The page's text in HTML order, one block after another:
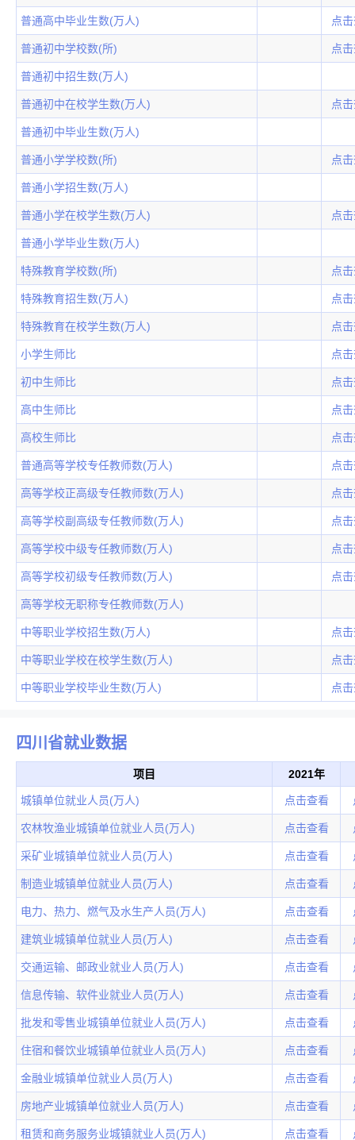
普通高中毕业生数(万人) 点
普通初中学校数(所) 点
普通初中招生数(万人)
普通初中在校学生数(万人) 点
普通初中毕业生数(万人)
普通小学学校数(所) 点
普通小学招生数(万人)
普通小学在校学生数(万人) 点
普通小学毕业生数(万人)
特殊教育学校数(所) 点
特殊教育招生数(万人) 点
特殊教育在校学生数(万人) 点
小学生师比 点
初中生师比 点
高中生师比 点
高校生师比 点
普通高等学校专任教师数(万人) 点
高等学校正高级专任教师数(万人) 点
高等学校副高级专任教师数(万人) 点
高等学校中级专任教师数(万人) 点
高等学校初级专任教师数(万人) 点
高等学校无职称专任教师数(万人)
中等职业学校招生数(万人) 点
中等职业学校在校学生数(万人) 点
中等职业学校毕业生数(万人) 点
四川省就业数据
项目 2021年
城镇单位就业人员(万人) 点击查看
农林牧渔业城镇单位就业人员(万人) 点击查看
采矿业城镇单位就业人员(万人) 点击查看
制造业城镇单位就业人员(万人) 点击查看
电力、热力、燃气及水生产人员(万人) 点击查看
建筑业城镇单位就业人员(万人) 点击查看
交通运输、邮政业就业人员(万人) 点击查看
信息传输、软件业就业人员(万人) 点击查看
批发和零售业城镇单位就业人员(万人) 点击查看
住宿和餐饮业城镇单位就业人员(万人) 点击查看
金融业城镇单位就业人员(万人) 点击查看
房地产业城镇单位就业人员(万人) 点击查看
租赁和商务服务业城镇就业人员(万人) 点击查看